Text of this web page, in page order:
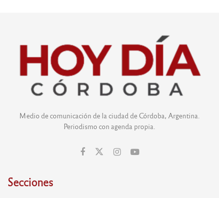
Medio de comunicación de la ciudad de Córdoba, Argentina.
Periodismo con agenda propia.
Secciones